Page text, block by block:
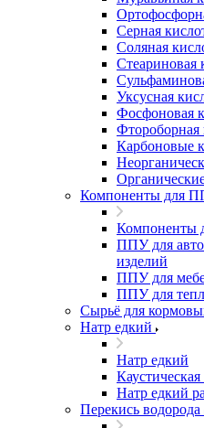
Серная
Соляная
Стеариновая
Уксусная
Фосфоновая
Фтороборная
Карбоновые
Компоненты для
Компоненты
ППУ для
изделий
ППУ для
ППУ для
Сырьё для
Натр едкий
Натр едкий
Натр едкий
Перекись водорода